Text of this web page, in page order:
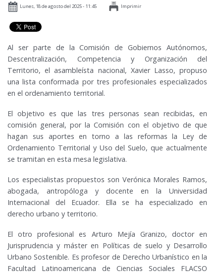
RELACIONES INTERNACIONALES
AGENDA
Lunes, 18 de agosto del 2025 - 11:45 Imprimir
Al ser parte de la Comisión de Gobiernos Autónomos,
Descentralización, Competencia y Organización del
Territorio, el asambleísta nacional, Xavier Lasso, propuso
una lista conformada por tres profesionales especializados
en el ordenamiento territorial.
El objetivo es que las tres personas sean recibidas, en
comisión general, por la Comisión con el objetivo de que
hagan sus aportes en torno a las reformas la Ley de
Ordenamiento Territorial y Uso del Suelo, que actualmente
se tramitan en esta mesa legislativa.
Los especialistas propuestos son Verónica Morales Ramos,
abogada, antropóloga y docente en la Universidad
Internacional del Ecuador. Ella se ha especializado en
derecho urbano y territorio.
El otro profesional es Arturo Mejía Granizo, doctor en
Jurisprudencia y máster en Políticas de suelo y Desarrollo
Urbano Sostenible. Es profesor de Derecho Urbanístico en la
Facultad Latinoamericana de Ciencias Sociales FLACSO